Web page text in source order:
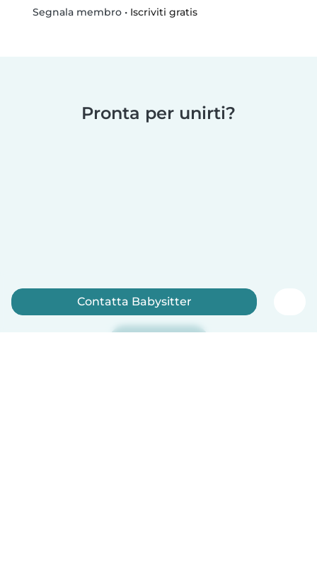
Segnala membro• Iscriviti gratis
Pronta per unirti?
Contatta Babysitter